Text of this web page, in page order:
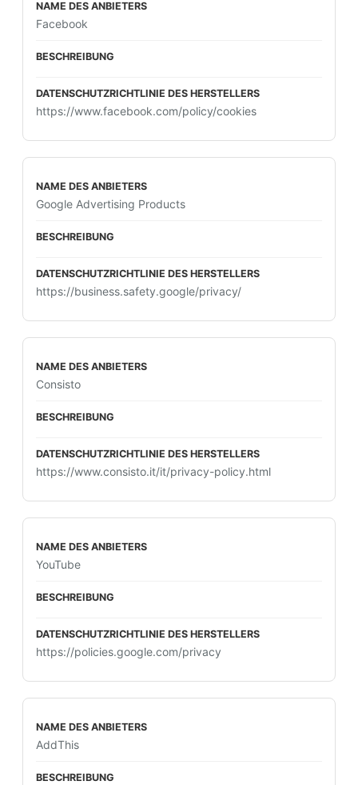
Facebook
https://www.facebook.com/policy/cookies
Google Advertising Products
https://business.safety.google/privacy/
Consisto
https://www.consisto.it/it/privacy-policy.html
YouTube
https://policies.google.com/privacy
AddThis